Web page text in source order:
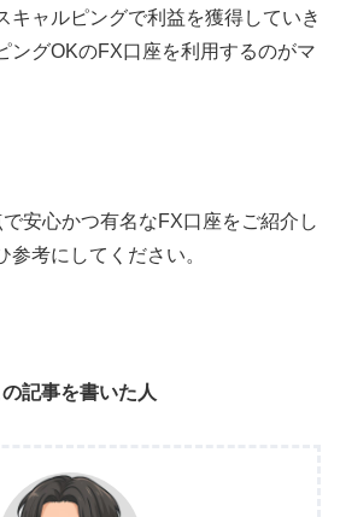
キャルピングで利益を獲得していき
ングOKのFX口座を利用するのがマ
安心かつ有名なFX口座をご紹介し
考にしてください。
の記事を書いた人